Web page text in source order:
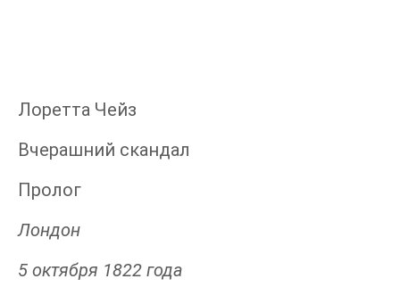
Лоретта Чейз
Вчерашний скандал
Пролог
Лондон
5 октября 1822 года